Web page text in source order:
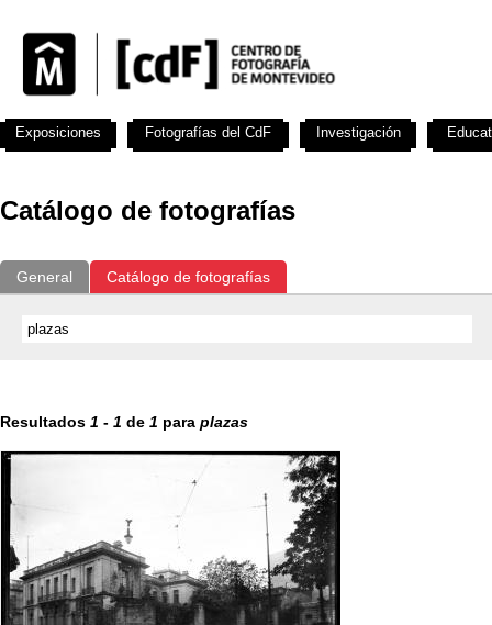
Catálogo de fotografías
General Catálogo de fotografías
Resultados 1 - 1 de 1 para plazas
Exposiciones Fotografías del CdF Investigación